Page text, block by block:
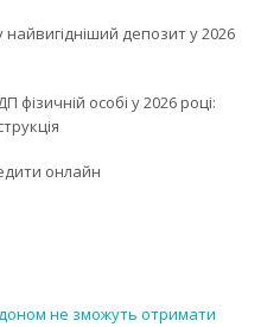
депозит у 2026
фізичній особі у 2026 році:
онлайн
не зможуть отримати